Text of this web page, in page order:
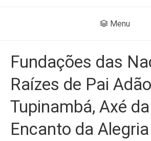
Menu
Fundações das
Raízes de Pai
Tupinambá, Axé
Encanto da